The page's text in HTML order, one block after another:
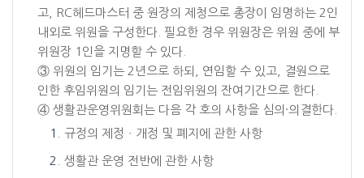
고, RC헤드마스터 중 원장의 제청으로 총장이 임명하는 2인
내외로 위원을 구성한다. 필요한 경우 위원장은 위원 중에 부
위원장 1인을 지명할 수 있다.
③ 위원의 임기는 2년으로 하되, 연임할 수 있고, 결원으로
인한 후임위원의 임기는 전임위원의 잔여기간으로 한다.
④ 생활관운영위원회는 다음 각 호의 사항을 심의·의결한다.
규정의 제정ㆍ개정 및 폐지에 관한 사항
생활관 운영 전반에 관한 사항